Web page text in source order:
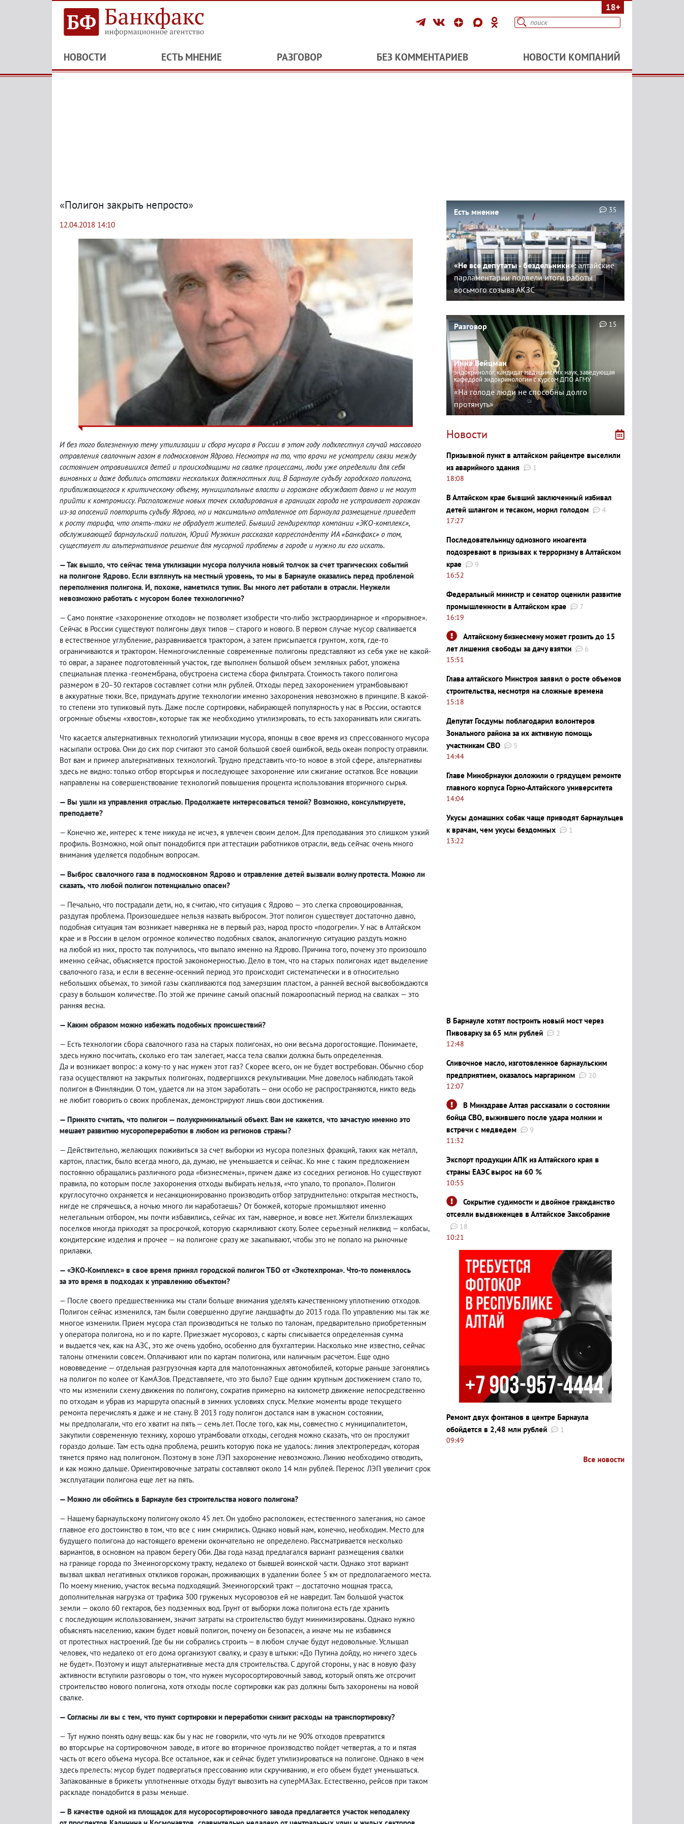
18+
НОВОСТИ ЕСТЬ МНЕНИЕ РАЗГОВОР БЕЗ КОММЕНТАРИЕВ НОВОСТИ КОМПАНИЙ
«Полигон закрыть непросто»
12.04.2018 14:10
И без того болезненную тему утилизации и сбора мусора в России в этом году подхлестнул случай массового
отравления свалочным газом в подмосковном Ядрово. Несмотря на то, что врачи не усмотрели связи между
состоянием отравившихся детей и происходящими на свалке процессами, люди уже определили для себя
виновных и даже добились отставки нескольких должностных лиц. В Барнауле судьбу городского полигона,
приближающегося к критическому объему, муниципальные власти и горожане обсуждают давно и не могут
прийти к компромиссу. Расположение новых точек складирования в границах города не устраивает горожан
из-за опасений повторить судьбу Ядрово, но и максимально отдаленное от Барнаула размещение приведет
к росту тарифа, что опять-таки не обрадует жителей. Бывший гендиректор компании «ЭКО-комплекс»,
обслуживающей барнаульский полигон, Юрий Музюкин рассказал корреспонденту ИА «Банкфакс» о том,
существует ли альтернативное решение для мусорной проблемы в городе и нужно ли его искать.
— Так вышло, что сейчас тема утилизации мусора получила новый толчок за счет трагических событий
на полигоне Ядрово. Если взглянуть на местный уровень, то мы в Барнауле оказались перед проблемой
переполнения полигона. И, похоже, наметился тупик. Вы много лет работали в отрасли. Неужели
невозможно работать с мусором более технологично?
— Само понятие «захоронение отходов» не позволяет изобрести что-либо экстраординарное и «прорывное».
Сейчас в России существуют полигоны двух типов — старого и нового. В первом случае мусор сваливается
в естественное углубление, разравнивается трактором, а затем присыпается грунтом, хотя, где-то
ограничиваются и трактором. Немногочисленные современные полигоны представляют из себя уже не какой-
то овраг, а заранее подготовленный участок, где выполнен большой объем земляных работ, уложена
специальная пленка -геомембрана, обустроена система сбора фильтрата. Стоимость такого полигона
размером в 20−30 гектаров составляет сотни млн рублей. Отходы перед захоронением утрамбовывают
в аккуратные тюки. Все, придумать другие технологии именно захоронения невозможно в принципе. В какой-
то степени это тупиковый путь. Даже после сортировки, набирающей популярность у нас в России, остаются
огромные объемы «хвостов», которые так же необходимо утилизировать, то есть захоранивать или сжигать.
Что касается альтернативных технологий утилизации мусора, японцы в свое время из спрессованного мусора
насыпали острова. Они до сих пор считают это самой большой своей ошибкой, ведь океан попросту отравили.
Вот вам и пример альтернативных технологий. Трудно представить что-то новое в этой сфере, альтернативы
здесь не видно: только отбор вторсырья и последующее захоронение или сжигание остатков. Все новации
направлены на совершенствование технологий повышения процента использования вторичного сырья.
— Вы ушли из управления отраслью. Продолжаете интересоваться темой? Возможно, консультируете,
преподаете?
— Конечно же, интерес к теме никуда не исчез, я увлечен своим делом. Для преподавания это слишком узкий
профиль. Возможно, мой опыт понадобится при аттестации работников отрасли, ведь сейчас очень много
внимания уделяется подобным вопросам.
— Выброс свалочного газа в подмосковном Ядрово и отравление детей вызвали волну протеста. Можно ли
сказать, что любой полигон потенциально опасен?
— Печально, что пострадали дети, но, я считаю, что ситуация с Ядрово — это слегка спровоцированная,
раздутая проблема. Произошедшее нельзя назвать выбросом. Этот полигон существует достаточно давно,
подобная ситуация там возникает наверняка не в первый раз, народ просто «подогрели». У нас в Алтайском
крае и в России в целом огромное количество подобных свалок, аналогичную ситуацию раздуть можно
на любой из них, просто так получилось, что выпало именно на Ядрово. Причина того, почему это произошло
именно сейчас, объясняется простой закономерностью. Дело в том, что на старых полигонах идет выделение
свалочного газа, и если в весенне-осенний период это происходит систематически и в относительно
небольших объемах, то зимой газы скапливаются под замерзшим пластом, а ранней весной высвобождаются
сразу в большом количестве. По этой же причине самый опасный пожароопасный период на свалках — это
ранняя весна.
— Каким образом можно избежать подобных происшествий?
— Есть технологии сбора свалочного газа на старых полигонах, но они весьма дорогостоящие. Понимаете,
здесь нужно посчитать, сколько его там залегает, масса тела свалки должна быть определенная.
Да и возникает вопрос: а кому-то у нас нужен этот газ? Скорее всего, он не будет востребован. Обычно сбор
газа осуществляют на закрытых полигонах, подвергшихся рекультивации. Мне довелось наблюдать такой
полигон в Финляндии. О том, удается ли на этом заработать — они особо не распространяются, никто ведь
не любит говорить о своих проблемах, демонстрируют лишь свои достижения.
— Принято считать, что полигон — полукриминальный объект. Вам не кажется, что зачастую именно это
мешает развитию мусоропереработки в любом из регионов страны?
— Действительно, желающих поживиться за счет выборки из мусора полезных фракций, таких как металл,
картон, пластик, было всегда много, да, думаю, не уменьшается и сейчас. Ко мне с таким предложением
постоянно обращались различного рода «бизнесмены», причем даже из соседних регионов. Но существуют
правила, по которым после захоронения отходы выбирать нельзя, «что упало, то пропало». Полигон
круглосуточно охраняется и несанкционированно производить отбор затруднительно: открытая местность,
нигде не спрячешься, а ночью много ли наработаешь? От бомжей, которые промышляют именно
нелегальным отбором, мы почти избавились, сейчас их там, наверное, и вовсе нет. Жители близлежащих
поселков иногда приходят за просрочкой, которую скармливают скоту. Более серьезный неликвид — колбасы,
кондитерские изделия и прочее — на полигоне сразу же закапывают, чтобы это не попало на рыночные
прилавки.
— «ЭКО-Комплекс» в свое время принял городской полигон ТБО от «Экотехпрома». Что-то поменялось
за это время в подходах к управлению объектом?
— После своего предшественника мы стали больше внимания уделять качественному уплотнению отходов.
Полигон сейчас изменился, там были совершенно другие ландшафты до 2013 года. По управлению мы так же
многое изменили. Прием мусора стал производиться не только по талонам, предварительно приобретенным
у оператора полигона, но и по карте. Приезжает мусоровоз, с карты списывается определенная сумма
и выдается чек, как на АЗС, это же очень удобно, особенно для бухгалтерии. Насколько мне известно, сейчас
талоны отменили совсем. Оплачивают или по картам полигона, или наличным расчетом. Еще одно
нововведение — отдельная разгрузочная карта для малотоннажных автомобилей, которые раньше загонялись
на полигон по колее от КамАЗов. Представляете, что это было? Еще одним крупным достижением стало то,
что мы изменили схему движения по полигону, сократив примерно на километр движение непосредственно
по отходам и убрав из маршрута опасный в зимних условиях спуск. Мелкие моменты вроде текущего
ремонта перечислять я даже и не стану. В 2013 году полигон достался нам в ужасном состоянии,
мы предполагали, что его хватит на пять — семь лет. После того, как мы, совместно с муниципалитетом,
закупили современную технику, хорошо утрамбовали отходы, сегодня можно сказать, что он прослужит
гораздо дольше. Там есть одна проблема, решить которую пока не удалось: линия электропередач, которая
тянется прямо над полигоном. Поэтому в зоне ЛЭП захоронение невозможно. Линию необходимо отводить,
и как можно дальше. Ориентировочные затраты составляют около 14 млн рублей. Перенос ЛЭП увеличит срок
эксплуатации полигона еще лет на пять.
— Можно ли обойтись в Барнауле без строительства нового полигона?
— Нашему барнаульскому полигону около 45 лет. Он удобно расположен, естественного залегания, но самое
главное его достоинство в том, что все с ним смирились. Однако новый нам, конечно, необходим. Место для
будущего полигона до настоящего времени окончательно не определено. Рассматривается несколько
вариантов, в основном на правом берегу Оби. Два года назад предлагался вариант размещения свалки
на границе города по Змеиногорскому тракту, недалеко от бывшей воинской части. Однако этот вариант
вызвал шквал негативных откликов горожан, проживающих в удалении более 5 км от предполагаемого места.
По моему мнению, участок весьма подходящий. Змеиногорский тракт — достаточно мощная трасса,
дополнительная нагрузка от трафика 300 груженых мусоровозов ей не навредит. Там большой участок
земли — около 60 гектаров, без подземных вод. Грунт от выборки ложа полигона есть где хранить
с последующим использованием, значит затраты на строительство будут минимизированы. Однако нужно
объяснять населению, каким будет новый полигон, почему он безопасен, а иначе мы не избавимся
от протестных настроений. Где бы ни собрались строить — в любом случае будут недовольные. Услышал
человек, что недалеко от его дома организуют свалку, и сразу в штыки: «До Путина дойду, но ничего здесь
не будет». Поэтому и ищут альтернативные места для строительства. С другой стороны, у нас в новую фазу
активности вступили разговоры о том, что нужен мусоросортировочный завод, который опять же отсрочит
строительство нового полигона, хотя отходы после сортировки как раз должны быть захоронены на новой
свалке.
— Согласны ли вы с тем, что пункт сортировки и переработки снизит расходы на транспортировку?
— Тут нужно понять одну вещь: как бы у нас не говорили, что чуть ли не 90% отходов превратится
во вторсырье на сортировочном заводе, в итоге во вторичное производство пойдет четвертая, а то и пятая
часть от всего объема мусора. Все остальное, как и сейчас будет утилизироваться на полигоне. Однако в чем
здесь прелесть: мусор будет подвергаться прессованию или скручиванию, и его объем будет уменьшаться.
Запакованные в брикеты уплотненные отходы будут вывозить на суперМАЗах. Естественно, рейсов при таком
раскладе понадобится в разы меньше.
— В качестве одной из площадок для мусоросортировочного завода предлагается участок неподалеку
Есть мнение
«Не все депутаты - бездельники»:алтайские
парламентарии подвели итоги работы
восьмого созыва АКЗС
35
Разговор
Инна Вейцман
эндокринолог, кандидат медицинских наук, заведующая
кафедрой эндокринологии с курсом ДПО АГМУ
«На голоде люди не способны долго
протянуть»
15
Новости
Призывной пункт в алтайском райцентре выселили
из аварийного здания
1
18:08
В Алтайском крае бывший заключенный избивал
детей шлангом и тесаком, морил голодом
4
17:27
Последовательницу одиозного иноагента
подозревают в призывах к терроризму в Алтайском
крае
9
16:52
Федеральный министр и сенатор оценили развитие
промышленности в Алтайском крае
7
16:19
Алтайскому бизнесмену может грозить до 15
лет лишения свободы за дачу взятки
6
15:51
Глава алтайского Минстроя заявил о росте объемов
строительства, несмотря на сложные времена
15:18
Депутат Госдумы поблагодарил волонтеров
Зонального района за их активную помощь
участникам СВО
5
14:44
Главе Минобрнауки доложили о грядущем ремонте
главного корпуса Горно-Алтайского университета
14:04
Укусы домашних собак чаще приводят барнаульцев
к врачам, чем укусы бездомных
1
13:22
В Барнауле хотят построить новый мост через
Пивоварку за 65 млн рублей
2
12:48
Сливочное масло, изготовленное барнаульским
предприятием, оказалось маргарином
20
12:07
В Минздраве Алтая рассказали о состоянии
бойца СВО, выжившего после удара молнии и
встречи с медведем
9
11:32
Экспорт продукции АПК из Алтайского края в
страны ЕАЭС вырос на 60 %
10:55
Сокрытие судимости и двойное гражданство
отсеяли выдвиженцев в Алтайское Заксобрание
18
10:21
Ремонт двух фонтанов в центре Барнаула
обойдется в 2,48 млн рублей
1
09:49
Все новости